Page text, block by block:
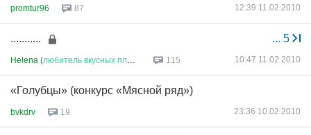
promtur96 87 12:39 11.02.2010
... 5
...........
Helena (любитель вкусных плюше 115 10:47 11.02.2010
«Голубцы» (конкурс «Мясной ряд»)
bvkdrv 19 23:36 10.02.2010